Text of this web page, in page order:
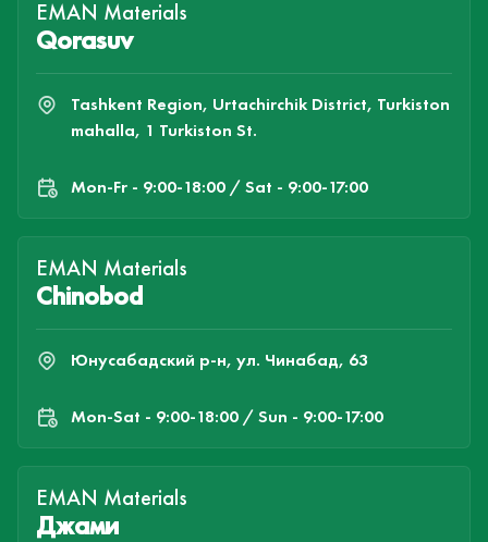
EMAN Materials
Qorasuv
Tashkent Region, Urtachirchik District, Turkiston
mahalla, 1 Turkiston St.
Mon-Fr - 9:00-18:00 / Sat - 9:00-17:00
EMAN Materials
Chinobod
Юнусабадский р-н, ул. Чинабад, 63
Mon-Sat - 9:00-18:00 / Sun - 9:00-17:00
EMAN Materials
Джами